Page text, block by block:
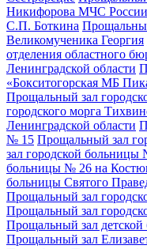
Никифорова МЧС России
С.П. Боткина
Великомученика Георгия
отделения областного
Ленинградской области
«Бокситогорская МБ
Прощальный зал
городского морга
Ленинградской области
№ 15 Прощальный зал
зал городской больницы
больницы № 26 на
больницы Святого
Прощальный зал
Прощальный зал
Прощальный зал
Прощальный зал